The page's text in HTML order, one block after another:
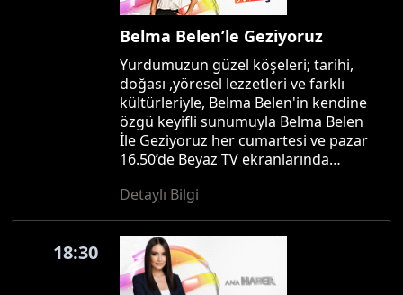
Belma Belen’le Geziyoruz
Yurdumuzun güzel köşeleri; tarihi,
doğası ,yöresel lezzetleri ve farklı
kültürleriyle, Belma Belen'in kendine
özgü keyifli sunumuyla Belma Belen
İle Geziyoruz her cumartesi ve pazar
16.50’de Beyaz TV ekranlarında…
Detaylı Bilgi
18:30